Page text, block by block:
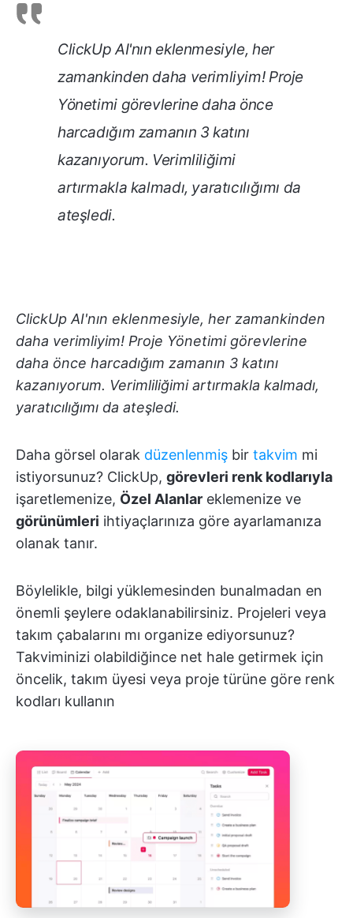
ClickUp AI'nın eklenmesiyle, her
zamankinden daha verimliyim! Proje
Yönetimi görevlerine daha önce
harcadığım zamanın 3 katını
kazanıyorum. Verimliliğimi
artırmakla kalmadı, yaratıcılığımı da
ateşledi.
ClickUp AI'nın eklenmesiyle, her zamankinden
daha verimliyim! Proje Yönetimi görevlerine
daha önce harcadığım zamanın 3 katını
kazanıyorum. Verimliliğimi artırmakla kalmadı,
yaratıcılığımı da ateşledi.
Daha görsel olarak düzenlenmiş bir takvim mi
istiyorsunuz? ClickUp, görevleri renk kodlarıyla
işaretlemenize, Özel Alanlar eklemenize ve
görünümleri ihtiyaçlarınıza göre ayarlamanıza
olanak tanır.
Böylelikle, bilgi yüklemesinden bunalmadan en
önemli şeylere odaklanabilirsiniz. Projeleri veya
takım çabalarını mı organize ediyorsunuz?
Takviminizi olabildiğince net hale getirmek için
öncelik, takım üyesi veya proje türüne göre renk
kodları kullanın